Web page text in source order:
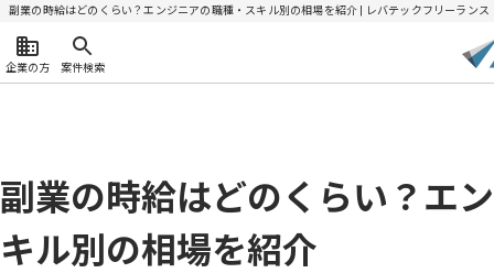
副業の時給はどのくらい？エンジニアの職種・スキル別の相場を紹介 | レバテックフリーランス
企業の方 案件検索
副業の時給はどのくらい？エ
キル別の相場を紹介